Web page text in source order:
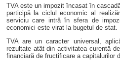
TVA este un impozit încasat în
participă la ciclul economic al
serviciu care intră în sfera de
economici este virat la bugetul de stat.
TVA are un caracter universal,
rezultate atât din activitatea curentă
financiară de fructificare a capitalurilor